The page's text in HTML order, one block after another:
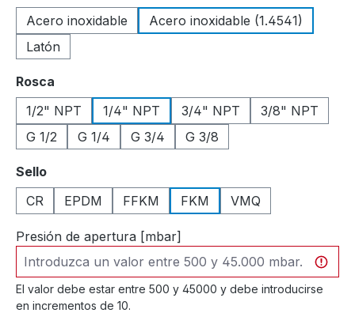
Acero inoxidable
Acero inoxidable (1.4541)
Latón
Seleccione
Rosca
1/2" NPT
1/4" NPT 3/4" NPT
3/8" NPT
G 1/2
G 1/4 G 3/4 G 3/8
Seleccione
Sello
CR
EPDM FFKM FKM VMQ
Presión de apertura [mbar]
El valor debe estar entre 500 y 45000 y debe introducirse
en incrementos de 10.